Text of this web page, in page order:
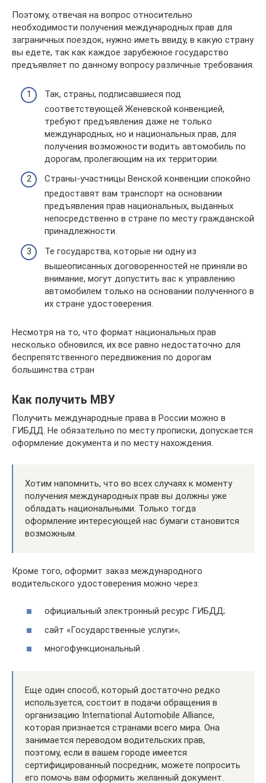
Поэтому, отвечая на вопрос относительно
необходимости получения международных прав для
заграничных поездок, нужно иметь ввиду, в какую страну
вы едете, так как каждое зарубежное государство
предъявляет по данному вопросу различные требования.
Так, страны, подписавшиеся под
соответствующей Женевской конвенцией,
требуют предъявления даже не только
международных, но и национальных прав, для
получения возможности водить автомобиль по
дорогам, пролегающим на их территории.
Страны-участницы Венской конвенции спокойно
предоставят вам транспорт на основании
предъявления прав национальных, выданных
непосредственно в стране по месту гражданской
принадлежности.
Те государства, которые ни одну из
вышеописанных договоренностей не приняли во
внимание, могут допустить вас к управлению
автомобилем только на основании полученного в
их стране удостоверения.
Несмотря на то, что формат национальных прав
несколько обновился, их все равно недостаточно для
беспрепятственного передвижения по дорогам
большинства стран
Как получить МВУ
Получить международные права в России можно в
ГИБДД. Не обязательно по месту прописки, допускается
оформление документа и по месту нахождения.
Хотим напомнить, что во всех случаях к моменту
получения международных прав вы должны уже
обладать национальными. Только тогда
оформление интересующей нас бумаги становится
возможным.
Кроме того, оформит заказ международного
водительского удостоверения можно через:
официальный электронный ресурс ГИБДД;
сайт «Государственные услуги»;
многофункциональный .
Еще один способ, который достаточно редко
используется, состоит в подачи обращения в
организацию International Automobile Alliance,
которая признается странами всего мира. Она
занимается переводом водительских прав,
поэтому, если в вашем городе имеется
сертифицированный посредник, можете попросить
его помочь вам оформить желанный документ.